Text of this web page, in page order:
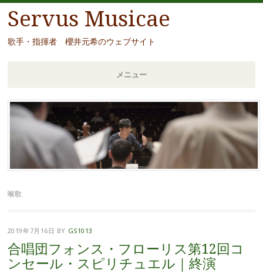
Servus Musicae
歌手・指揮者 櫻井元希のウェブサイト
メニュー
コ
ン
テ
移
喉歌
2019年7月16日 BY GS1013
合唱団フォンス・フローリス第12回コ
ンセール・スピリチュエル｜終演